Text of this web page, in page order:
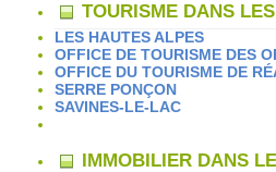
TOURISME DANS
LES HAUTES ALPES
OFFICE DE TOURISME DES
OFFICE DU TOURISME DE
SERRE PONÇON
SAVINES-LE-LAC
IMMOBILIER DANS